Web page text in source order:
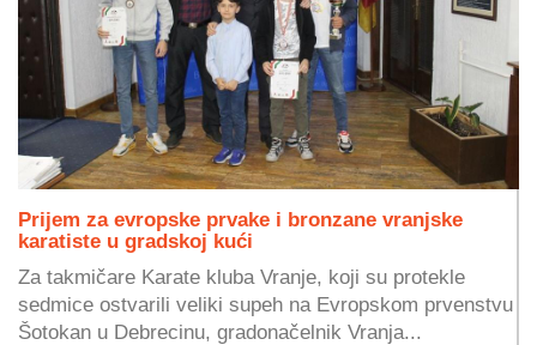
Prijem za evropske prvake i bronzane vranjske
karatiste u gradskoj kući
Za takmičare Karate kluba Vranje, koji su protekle
sedmice ostvarili veliki supeh na Evropskom prvenstvu
Šotokan u Debrecinu, gradonačelnik Vranja...